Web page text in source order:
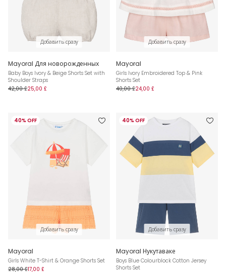
Добавить сразу
Mayoral Для новорожденных
Baby Boys Ivory & Beige Shorts Set with
Shoulder Straps
42,00 £25,00 £
Добавить сразу
Mayoral
Girls Ivory Embroidered Top & Pink
Shorts Set
40,00 £24,00 £
40% OFF
Добавить сразу
Mayoral
Girls White T-Shirt & Orange Shorts Set
28,00 £17,00 £
40% OFF
Добавить сразу
Mayoral Нукутаваке
Boys Blue Colourblock Cotton Jersey
Shorts Set